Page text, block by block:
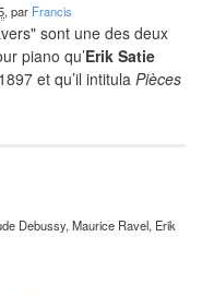
, par Francis
sont une des deux
piano qu’Erik Satie
et qu’il intitulaPièces
Debussy, Maurice Ravel, Erik